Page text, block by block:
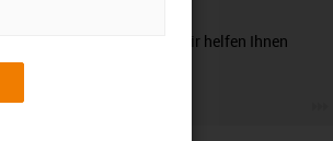
Fragen? Wir helfen Ihnen